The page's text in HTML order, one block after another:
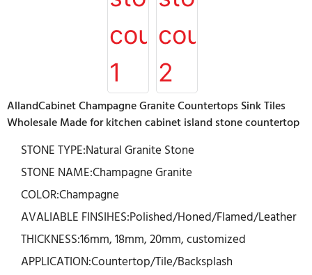
AllandCabinet Champagne Granite Countertops Sink Tiles
Wholesale Made for kitchen cabinet island stone countertop
STONE TYPE:Natural Granite Stone
STONE NAME:Champagne Granite
COLOR:Champagne
AVALIABLE FINSIHES:Polished/Honed/Flamed/Leather
THICKNESS:16mm, 18mm, 20mm, customized
APPLICATION:Countertop/Tile/Backsplash